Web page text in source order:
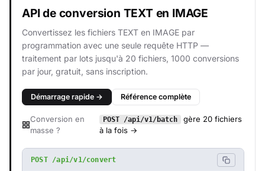
API de conversion TEXT en IMAGE
Convertissez les fichiers TEXT en IMAGE par
programmation avec une seule requête HTTP —
traitement par lots jusqu'à 20 fichiers, 1000 conversions
par jour, gratuit, sans inscription.
Démarrage rapide → Référence complète
Conversion en
masse ?
POST /api/v1/batch
gère 20 fichiers
à la fois →
POST /api/v1/convert